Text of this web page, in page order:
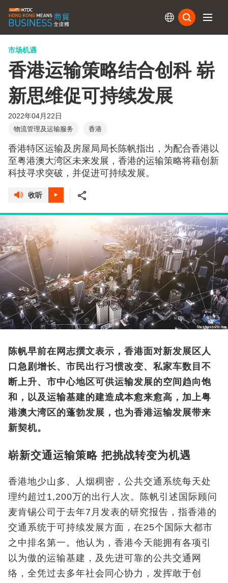
市场机遇
香港运输策略结合创科 崭
新思维促可持续发展
2022年04月22日
物流管理及运输服务 香港
香港特区运输及房屋局局长陈帆指出，为配合香港以
至粤港澳大湾区未来发展，香港的运输策略将藉创新
科技寻求突破，并促进可持续发展。
收听
陈帆早前在网志撰文表示，香港面对新发展区人
口急剧增长、市民出行习惯改变、私家车数目不
断上升、市中心地区可供运输发展的空间趋向饱
和，以及运输基建的建造成本愈来愈高，加上粤
港澳大湾区的蓬勃发展，也为香港运输发展带来
新契机。
崭新交通运输策略 把挑战转变为机遇
香港地少山多、人烟稠密，公共交通系统每天处
理约超过1,200万的出行人次。陈帆引述国际顾问
麦肯锡公司于去年7月发表的研究报告，指香港的
交通系统于可持续发展方面，在25个国际大都市
之中排名第一。他认为，香港今天能拥有各项引
以为傲的运输基建，及先进可靠的公共交通网
络，全凭过去多年社会同心协力，发挥敢于创